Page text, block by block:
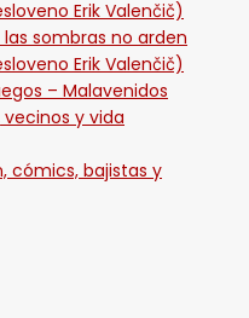
Erik Valenčič)
las sombras no arden
Erik Valenčič)
– Malavenidos
vecinos y vida
cómics, bajistas y